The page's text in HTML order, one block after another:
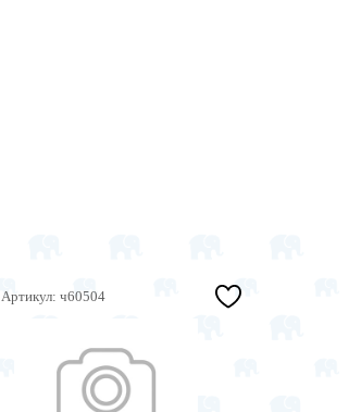
Артикул: ч60504